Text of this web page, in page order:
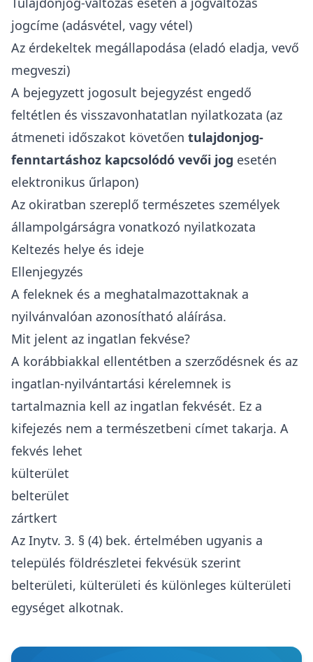
jogcíme (adásvétel, vagy vétel)
Az érdekeltek megállapodása (eladó eladja, vevő
megveszi)
A bejegyzett jogosult bejegyzést engedő
feltétlen és visszavonhatatlan nyilatkozata (az
átmeneti időszakot követően tulajdonjog-
fenntartáshoz kapcsolódó vevői jog esetén
elektronikus űrlapon)
Az okiratban szereplő természetes személyek
állampolgárságra vonatkozó nyilatkozata
Keltezés helye és ideje
Ellenjegyzés
A feleknek és a meghatalmazottaknak a
nyilvánvalóan azonosítható aláírása.
Mit jelent az ingatlan fekvése?
A korábbiakkal ellentétben a szerződésnek és az
ingatlan-nyilvántartási kérelemnek is
tartalmaznia kell az ingatlan fekvését. Ez a
kifejezés nem a természetbeni címet takarja. A
fekvés lehet
külterület
belterület
zártkert
Az Inytv. 3. § (4) bek. értelmében ugyanis a
település földrészletei fekvésük szerint
belterületi, külterületi és különleges külterületi
egységet alkotnak.